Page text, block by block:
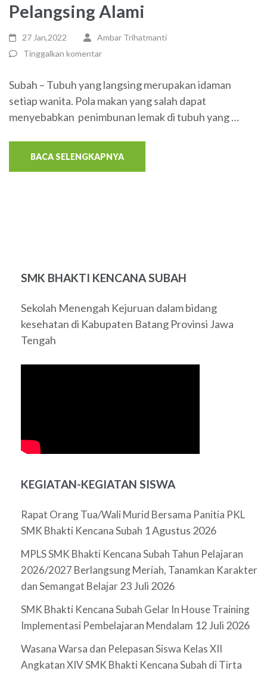
Pelangsing Alami
27 Jan,2022
Ambar Trihatmanti
Tinggalkan komentar
Subah – Tubuh yang langsing merupakan idaman
setiap wanita. Pola makan yang salah dapat
menyebabkan penimbunan lemak di tubuh yang …
BACA SELENGKAPNYA
SMK BHAKTI KENCANA SUBAH
Sekolah Menengah Kejuruan dalam bidang
kesehatan di Kabupaten Batang Provinsi Jawa
Tengah
KEGIATAN-KEGIATAN SISWA
Rapat Orang Tua/Wali Murid Bersama Panitia PKL
SMK Bhakti Kencana Subah 1 Agustus 2026
MPLS SMK Bhakti Kencana Subah Tahun Pelajaran
2026/2027 Berlangsung Meriah, Tanamkan Karakter
dan Semangat Belajar23 Juli 2026
SMK Bhakti Kencana Subah Gelar In House Training
Implementasi Pembelajaran Mendalam 12 Juli 2026
Wasana Warsa dan Pelepasan Siswa Kelas XII
Angkatan XIV SMK Bhakti Kencana Subah di Tirta